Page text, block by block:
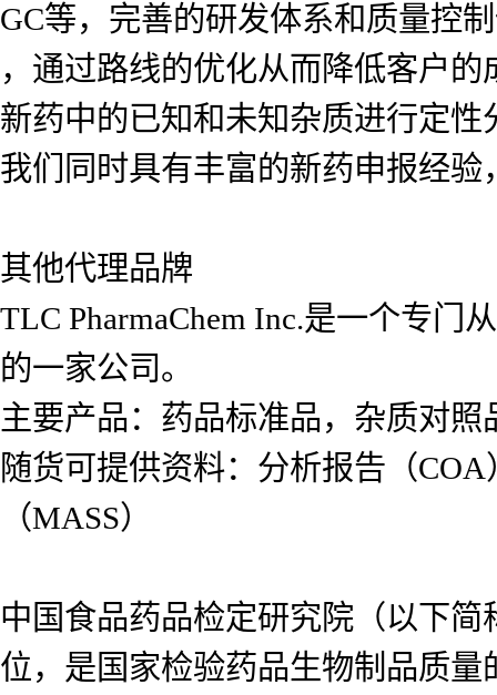
GC等，完善的研发体系和质量控
，通过路线的优化从而降低客户
新药中的已知和未知杂质进行定性
我们同时具有丰富的新药申报经
其他代理品牌
TLC PharmaChem Inc.是一个专
的一家公司。
主要产品：药品标准品，杂质对
随货可提供资料：分析报告（
（MASS）
中国食品药品检定研究院（以下
位，是国家检验药品生物制品质